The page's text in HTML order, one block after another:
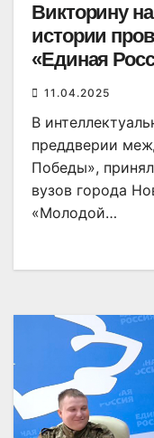
Викторину
истории
«Единая
11.04.2025
В
преддверии
Победы»,
вузов города
«Молодой…